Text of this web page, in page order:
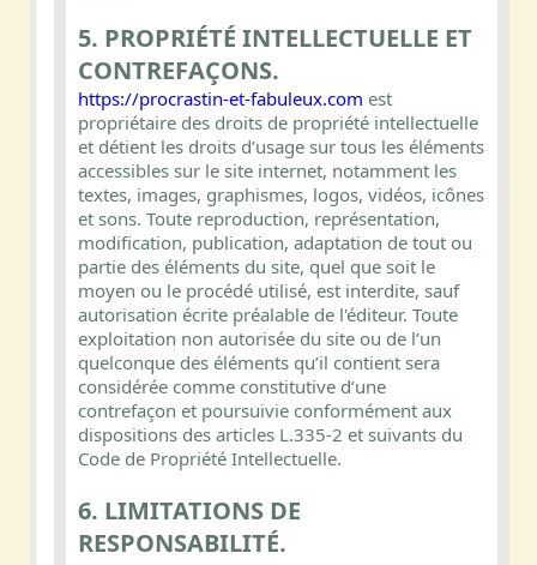
5. PROPRIÉTÉ INTELLECTUELLE ET
CONTREFAÇONS.
https://procrastin-et-fabuleux.com est
propriétaire des droits de propriété intellectuelle
et détient les droits d’usage sur tous les éléments
accessibles sur le site internet, notamment les
textes, images, graphismes, logos, vidéos, icônes
et sons. Toute reproduction, représentation,
modification, publication, adaptation de tout ou
partie des éléments du site, quel que soit le
moyen ou le procédé utilisé, est interdite, sauf
autorisation écrite préalable de l'éditeur. Toute
exploitation non autorisée du site ou de l’un
quelconque des éléments qu’il contient sera
considérée comme constitutive d’une
contrefaçon et poursuivie conformément aux
dispositions des articles L.335-2 et suivants du
Code de Propriété Intellectuelle.
6. LIMITATIONS DE
RESPONSABILITÉ.